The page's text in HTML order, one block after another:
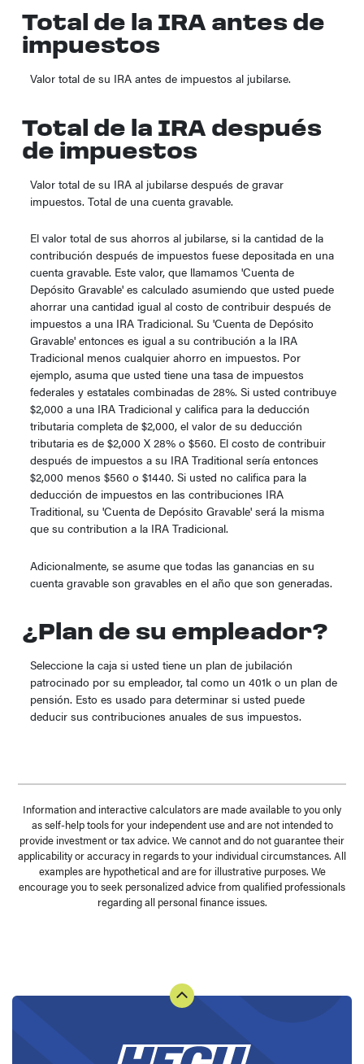
Total de la IRA antes de
impuestos
Valor total de su IRA antes de impuestos al jubilarse.
Total de la IRA después
de impuestos
Valor total de su IRA al jubilarse después de gravar
impuestos. Total de una cuenta gravable.
El valor total de sus ahorros al jubilarse, si la cantidad de la
contribución después de impuestos fuese depositada en una
cuenta gravable. Este valor, que llamamos 'Cuenta de
Depósito Gravable' es calculado asumiendo que usted puede
ahorrar una cantidad igual al costo de contribuir después de
impuestos a una IRA Tradicional. Su 'Cuenta de Depósito
Gravable' entonces es igual a su contribución a la IRA
Tradicional menos cualquier ahorro en impuestos. Por
ejemplo, asuma que usted tiene una tasa de impuestos
federales y estatales combinadas de 28%. Si usted contribuye
$2,000 a una IRA Tradicional y califica para la deducción
tributaria completa de $2,000, el valor de su deducción
tributaria es de $2,000 X 28% o $560. El costo de contribuir
después de impuestos a su IRA Traditional sería entonces
$2,000 menos $560 o $1440. Si usted no califica para la
deducción de impuestos en las contribuciones IRA
Traditional, su 'Cuenta de Depósito Gravable' será la misma
que su contribution a la IRA Tradicional.
Adicionalmente, se asume que todas las ganancias en su
cuenta gravable son gravables en el año que son generadas.
¿Plan de su empleador?
Seleccione la caja si usted tiene un plan de jubilación
patrocinado por su empleador, tal como un 401k o un plan de
pensión. Esto es usado para determinar si usted puede
deducir sus contribuciones anuales de sus impuestos.
Information and interactive calculators are made available to you only
as self-help tools for your independent use and are not intended to
provide investment or tax advice. We cannot and do not guarantee their
applicability or accuracy in regards to your individual circumstances. All
examples are hypothetical and are for illustrative purposes. We
encourage you to seek personalized advice from qualified professionals
regarding all personal finance issues.